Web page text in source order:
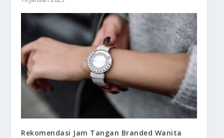
Rekomendasi Jam Tangan Branded Wanita